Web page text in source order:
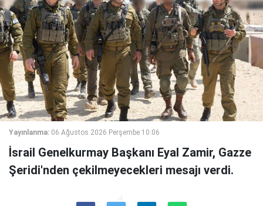
Yayınlanma: 06 Ağustos 2026 Perşembe 10:06
İsrail Genelkurmay Başkanı Eyal Zamir, Gazze
Şeridi'nden çekilmeyecekleri mesajı verdi.